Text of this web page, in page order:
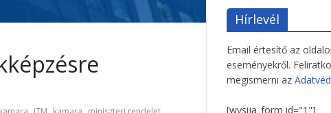
Hírlevél
Email értesítő az
eseményekről.
megismerni az
[wysija_form id="1"]